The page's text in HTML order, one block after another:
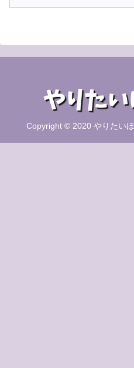
Copyright © 2020 やりたい